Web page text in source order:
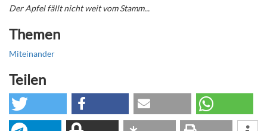
Der Apfel fällt nicht weit vom Stamm...
Themen
Miteinander
Teilen